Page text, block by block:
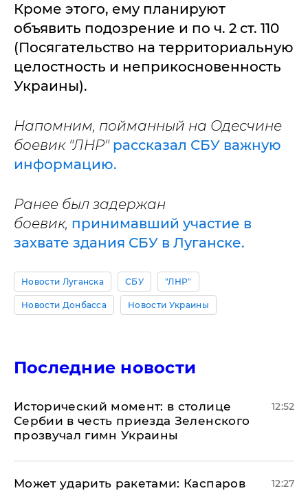
Кроме этого, ему планируют
объявить подозрение и по ч. 2 ст. 110
(Посягательство на территориальную
целостность и неприкосновенность
Украины).
Напомним, пойманный на Одесчине
боевик "ЛНР" рассказал СБУ важную
информацию.
Ранее был задержан
боевик, принимавший участие в
захвате здания СБУ в Луганске.
Новости Луганска СБУ "ЛНР"
Новости Донбасса Новости Украины
Последние новости
Исторический момент: в столице
Сербии в честь приезда Зеленского
прозвучал гимн Украины
12:52
Может ударить ракетами: Каспаров
12:27